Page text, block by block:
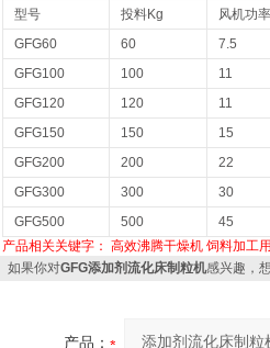
型号 投料Kg
风机功
GFG60
60
7.5
GFG100
100
11
GFG120
120
11
GFG150
150
15
GFG200
200
22
GFG300
300
30
GFG500
500
45
产品相关关键字： 高效沸腾干燥机 饲料加工
如果你对GFG添加剂流化床制粒机感兴趣，
产品：